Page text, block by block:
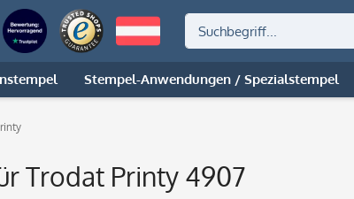
Stempel-Anwendungen / Spezialstempel
Trodat Printy 4907